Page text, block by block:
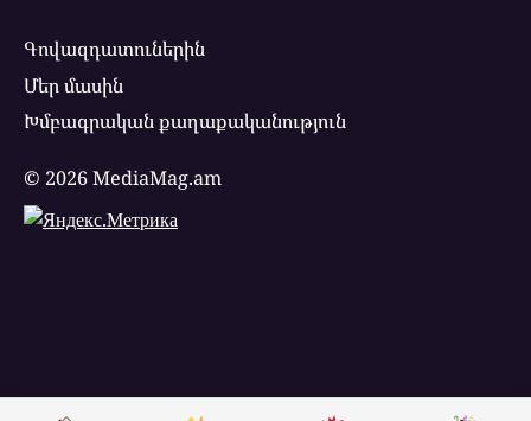
Գովազդատուներին
Մեր մասին
Խմբագրական քաղաքականություն
© 2026 MediaMag.am